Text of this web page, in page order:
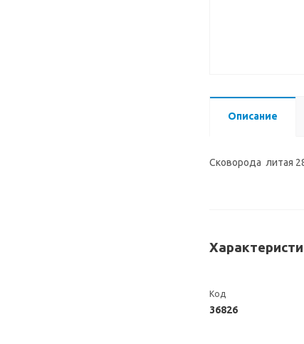
Описание
Сковорода литая
Код
36826